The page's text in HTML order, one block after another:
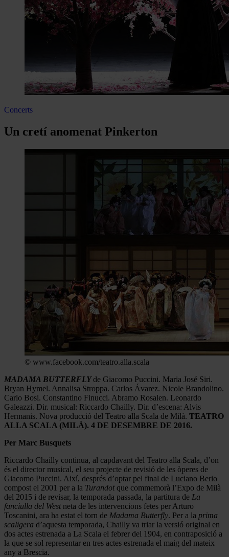
Concerts
Un cretí anomenat Pinkerton
© www.facebook.com/teatro.alla.scala
MADAMA BUTTERFLYde Giacomo Puccini. Maria José Siri.
Bryan Hymel. Annalisa Stroppa. Carlos Ávarez. Nicole Brandolino.
Carlo Bosi. Constantino Finucci. Abramo Rosalen. Leonardo
Galeazzi. Dir. musical: Riccardo Chailly. Dir. d’escena: Alvis
Hermanis. Nova producció del Teatro alla Scala de Milà. TEATRO
ALLA SCALA (MILÀ). 4 DE DESEMBRE DE 2016.
Per Marc Busquets
Riccardo Chailly continua, al capdavant del Teatro alla Scala, d’on
és el director musical, el seu projecte de revisió de les òperes de
Giacomo Puccini. Així, després d’optar pel final de Luciano Berio
compost el 2001 per a la Turandotque commemorà l’Expo de Milà
del 2015 i de revisar, la temporada passada, la partitura de La
fanciulla del Westneta de les intervencions fetes per Arturo
Toscanini, ara ha estat el torn de Madama Butterfly. Per a la prima
scaligera d’aquesta temporada, Chailly va triar la versió original en
dos actes estrenada a La Scala el febrer del 1904, en contraposició a
la que se sol representar en tres actes estrenada el maig del mateix
any a Brescia.